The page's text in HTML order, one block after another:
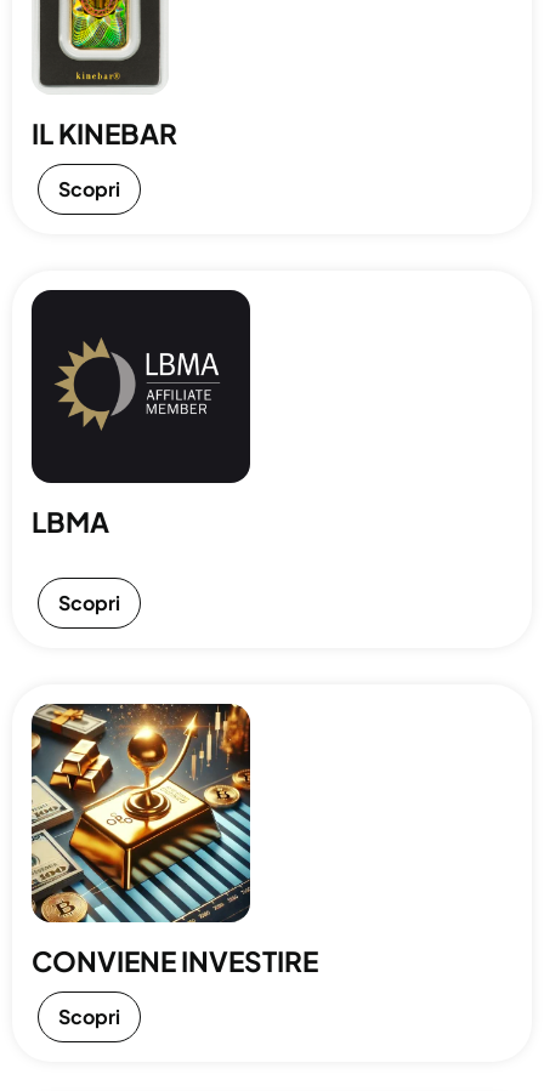
IL KINEBAR
Scopri
LBMA
Scopri
CONVIENE INVESTIRE
Scopri